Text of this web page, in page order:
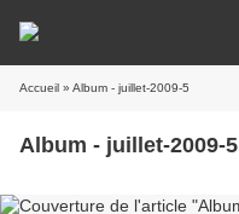
Accueil » Album - juillet-2009-5
Album - juillet-2009-5